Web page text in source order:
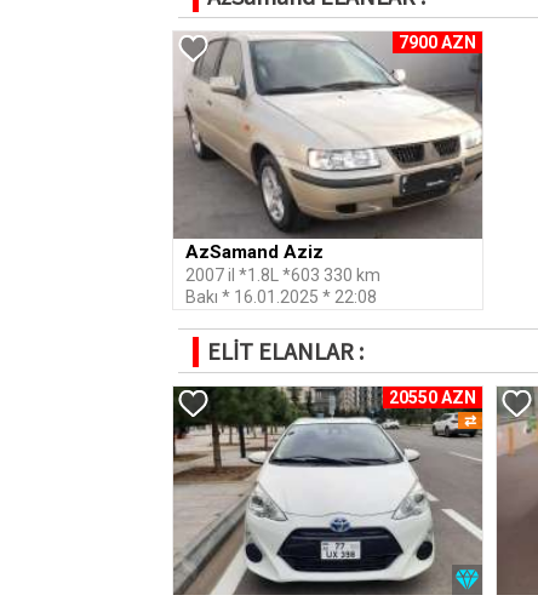
7900 AZN
AzSamand Aziz
2007 il *1.8L *603 330 km
Bakı * 16.01.2025 * 22:08
ELİT ELANLAR :
20550 AZN
⇄